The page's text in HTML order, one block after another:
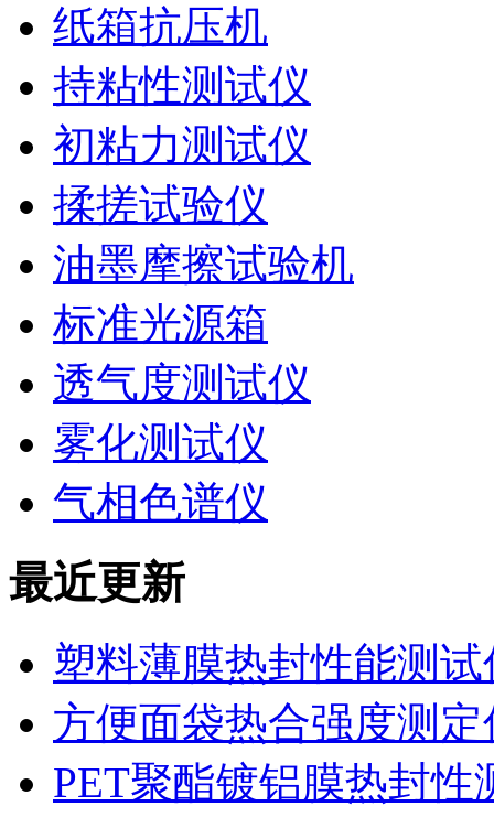
纸箱抗压机
持粘性测试仪
初粘力测试仪
揉搓试验仪
油墨摩擦试验机
标准光源箱
透气度测试仪
雾化测试仪
气相色谱仪
最近更新
塑料薄膜热封性能测
方便面袋热合强度测
PET聚酯镀铝膜热封性